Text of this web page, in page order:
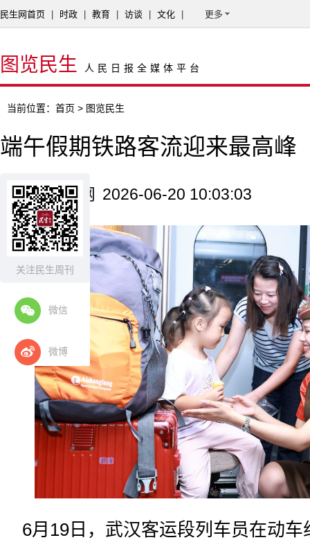
关注民生周刊
微信
微博
民生网首页 时政 教育 访谈 文化 更多
图览民生 人民日报全媒体平台
当前位置： 首页 > 图览民生
端午假期铁路客流迎来最高峰
来源：新华网 2026-06-20 10:03:03
6月19日，武汉客运段列车员在动